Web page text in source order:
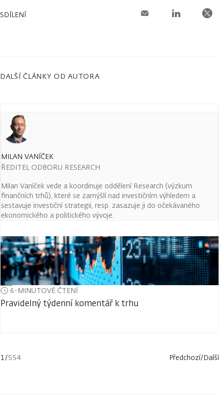
SDÍLENÍ
DALŠÍ ČLÁNKY OD AUTORA
MILAN VANÍČEK
ŘEDITEL ODBORU RESEARCH
Milan Vaníček vede a koordinuje oddělení Research (výzkum
finančních trhů), které se zamýšlí nad investičním výhledem a
sestavuje investiční strategii, resp. zasazuje ji do očekávaného
ekonomického a politického vývoje.
6-MINUTOVÉ ČTENÍ
Pravidelný týdenní komentář k trhu
1/554 Předchozí/Další